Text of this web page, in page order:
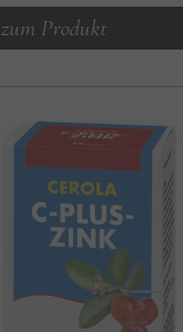
zum Produkt